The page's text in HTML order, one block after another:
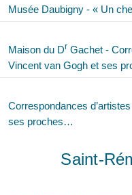
Musée Daubigny - « Un
Maison du Dr Gachet -
Vincent van Gogh et ses
Correspondances
ses proches…
Saint-